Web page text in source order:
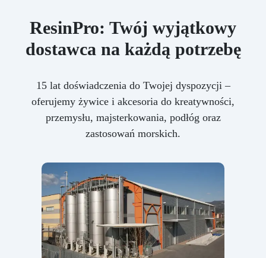
ResinPro: Twój wyjątkowy
dostawca na każdą potrzebę
15 lat doświadczenia do Twojej dyspozycji –
oferujemy żywice i akcesoria do kreatywności,
przemysłu, majsterkowania, podłóg oraz
zastosowań morskich.